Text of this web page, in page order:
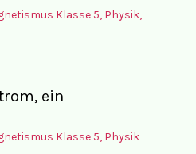
Klasse 5, Physik,
ein
Klasse 5, Physik